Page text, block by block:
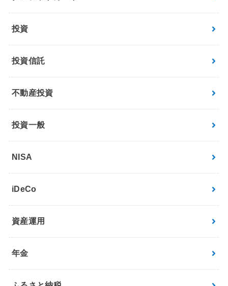
投資
投資信託
不動産投資
投資一般
NISA
iDeCo
資産運用
年金